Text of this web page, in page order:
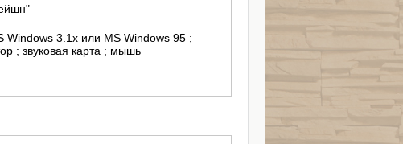
3.1x или MS Windows 95 ;
; звуковая карта ; мышь